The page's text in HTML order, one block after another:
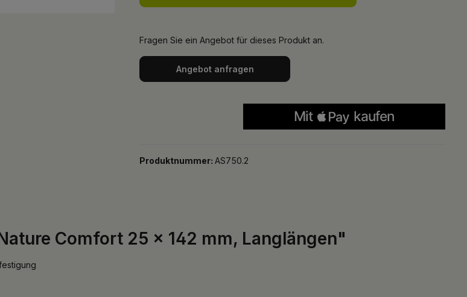
Fragen Sie ein Angebot für dieses Produkt an.
Angebot anfragen
Produktnummer:AS750.2
Comfort 25 x 142 mm, Langlängen"